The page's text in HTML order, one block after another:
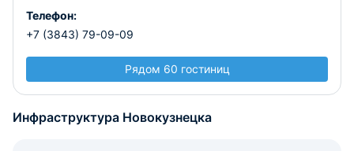
Телефон:
+7 (3843) 79-09-09
Рядом 60 гостиниц
Инфраструктура Новокузнецка